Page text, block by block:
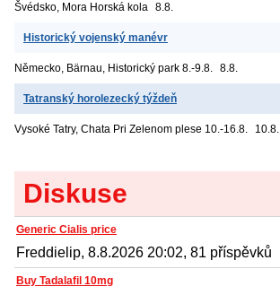
Švédsko, Mora Horská kola 8.8.
Historický vojenský manévr
Německo, Bärnau, Historický park 8.-9.8. 8.8.
Tatranský horolezecký týždeň
Vysoké Tatry, Chata Pri Zelenom plese 10.-16.8. 10.8.
Diskuse
Generic Cialis price
Freddielip, 8.8.2026 20:02, 81 příspěvků
Buy Tadalafil 10mg